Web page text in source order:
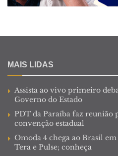
MAIS LIDAS
Assista ao vivo primeiro
Governo do Estado
PDT da Paraíba faz reunião
convenção estadual
Omoda 4 chega ao Brasil
Tera e Pulse; conheça